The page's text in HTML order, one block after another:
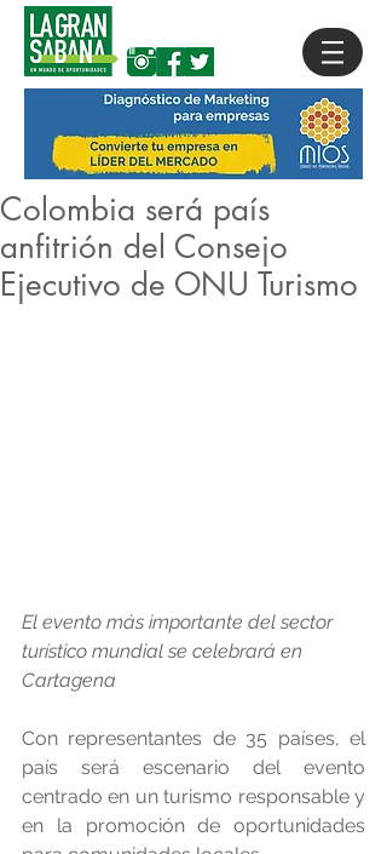
Colombia será país
anfitrión del Consejo
Ejecutivo de ONU Turismo
El evento más importante del sector
turístico mundial se celebrará en
Cartagena
Con representantes de 35 países, el
país será escenario del evento
centrado en un turismo responsable y
en la promoción de oportunidades